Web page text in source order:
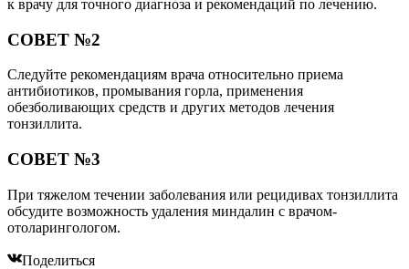
к врачу для точного диагноза и рекомендаций по лечению.
СОВЕТ №2
Следуйте рекомендациям врача относительно приема
антибиотиков, промывания горла, применения
обезболивающих средств и других методов лечения
тонзиллита.
СОВЕТ №3
При тяжелом течении заболевания или рецидивах тонзиллита
обсудите возможность удаления миндалин с врачом-
отоларингологом.
Поделиться